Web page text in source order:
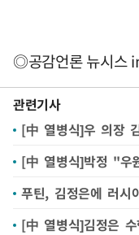
◎공감언론 뉴시스
관련기사
푸틴, 김정은에 러